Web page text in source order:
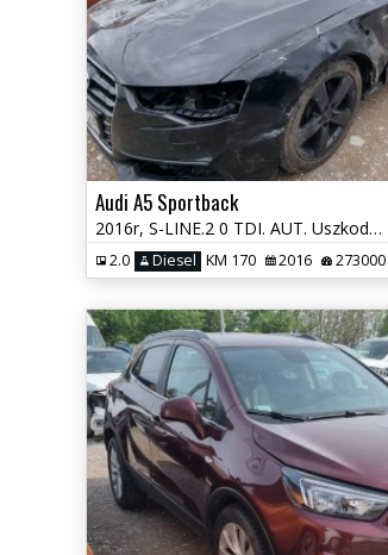
Audi A5 Sportback
2016r, S-LINE.2 0 TDI. AUT. Uszkodzony. Poobijany. Jeździ.
2.0 Diesel KM 170 2016 273000